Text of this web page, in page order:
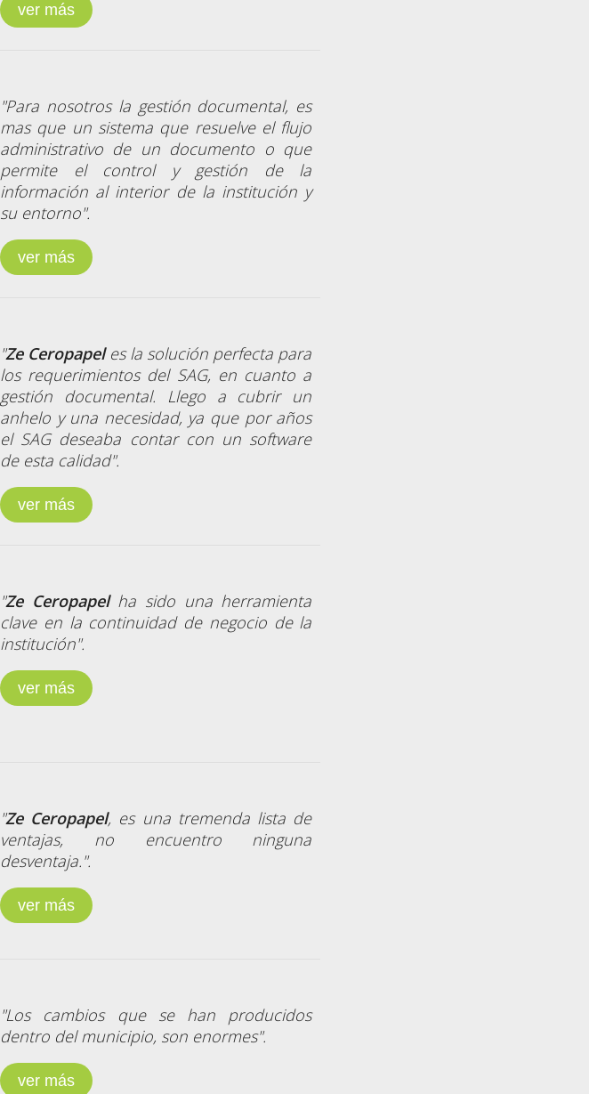
ver más
"Para nosotros la gestión documental, es
mas que un sistema que resuelve el flujo
administrativo de un documento o que
permite el control y gestión de la
información al interior de la institución y
su entorno".
ver más
"Ze Ceropapeles la solución perfecta para
los requerimientos del SAG, en cuanto a
gestión documental. Llego a cubrir un
anhelo y una necesidad, ya que por años
el SAG deseaba contar con un software
de esta calidad".
ver más
"Ze Ceropapelha sido una herramienta
clave en la continuidad de negocio de la
institución".
ver más
"Ze Ceropapel, es una tremenda lista de
ventajas, no encuentro ninguna
desventaja.".
ver más
"Los cambios que se han producidos
dentro del municipio, son enormes".
ver más